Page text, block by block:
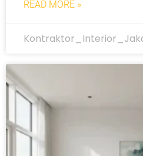
READ MORE »